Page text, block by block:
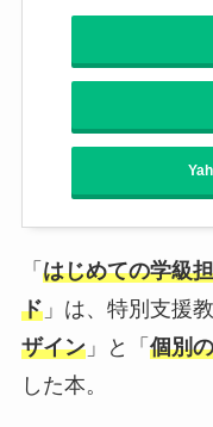
「 はじめての学級
ド」は、特別支援
ザイン」と「 個別
した本。